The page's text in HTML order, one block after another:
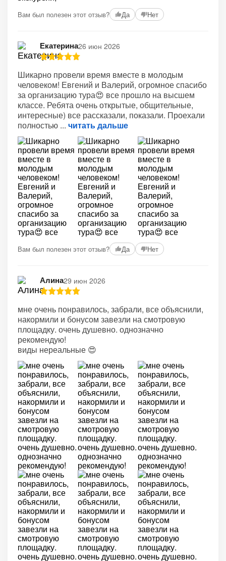
Вам был полезен этот отзыв? Да Нет
Екатерина26 июн 2026
Шикарно провели время вместе в молодым
человеком! Евгений и Валерий, огромное спасибо
за организацию тура😍 все прошло на высшем
классе. Ребята очень открытые, общительные,
интересные) все рассказали, показали. Проехали
полностью
читать дальше
Вам был полезен этот отзыв? Да Нет
Алина29 июн 2026
мне очень понравилось, забрали, все объяснили,
накормили и бонусом завезли на смотровую
площадку. очень душевно. однозначно
рекомендую!
виды нереальные 😍